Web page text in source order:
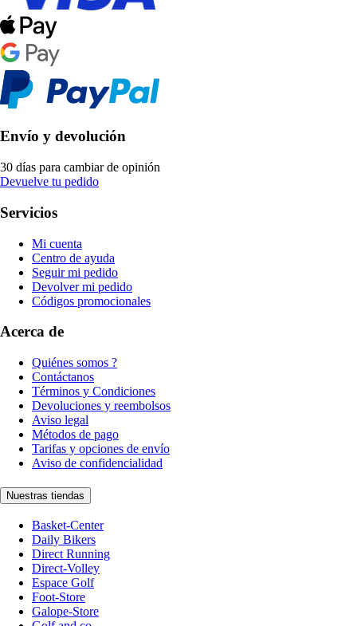
Envío y devolución
30 días para cambiar de opinión
Devuelve tu pedido
Servicios
Mi cuenta
Centro de ayuda
Seguir mi pedido
Devolver mi pedido
Códigos promocionales
Acerca de
Quiénes somos ?
Contáctanos
Términos y Condiciones
Devoluciones y reembolsos
Aviso legal
Métodos de pago
Tarifas y opciones de envío
Aviso de confidencialidad
Nuestras tiendas
Basket-Center
Daily Bikers
Direct Running
Direct-Volley
Espace Golf
Foot-Store
Galope-Store